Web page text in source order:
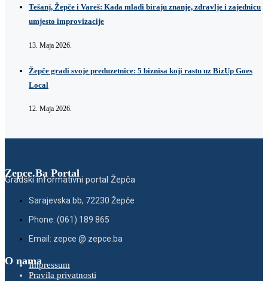
Tešanj, Žepče i Vareš: Kada mladi biraju znanje, zdravlje i zajednicu
umjesto improvizacije
13. Maja 2026.
Žepče gradi svoje preduzetnice: 5 biznisa koji rastu uz BizUp Goes
Local
12. Maja 2026.
Zepce.Ba Portal
Gradski informativni portal Žepča
Sarajevska bb, 72230 Žepče
Phone: (061) 189 865
Email: zepce @ zepce.ba
O namaImpressum
Pravila privatnosti